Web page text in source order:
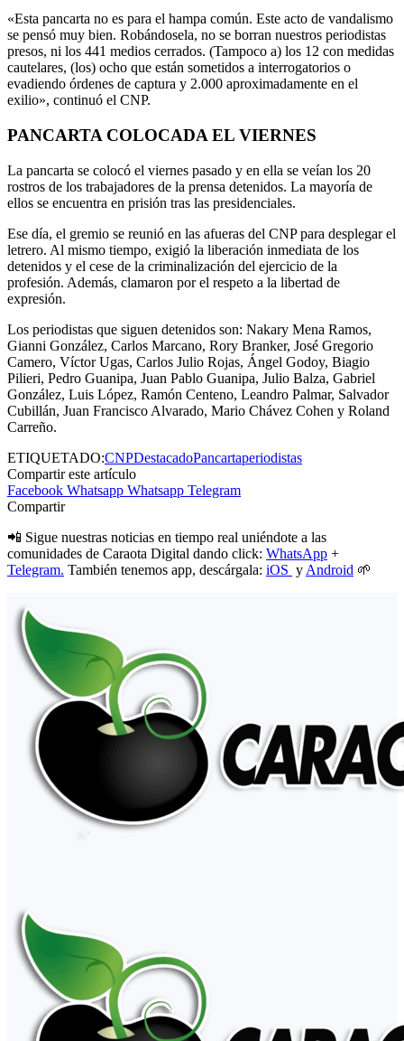
«Esta pancarta no es para el hampa común. Este acto de vandalismo
se pensó muy bien. Robándosela, no se borran nuestros periodistas
presos, ni los 441 medios cerrados. (Tampoco a) los 12 con medidas
cautelares, (los) ocho que están sometidos a interrogatorios o
evadiendo órdenes de captura y 2.000 aproximadamente en el
exilio», continuó el CNP.
PANCARTA COLOCADA EL VIERNES
La pancarta se colocó el viernes pasado y en ella se veían los 20
rostros de los trabajadores de la prensa detenidos. La mayoría de
ellos se encuentra en prisión tras las presidenciales.
Ese día, el gremio se reunió en las afueras del CNP para desplegar el
letrero. Al mismo tiempo, exigió la liberación inmediata de los
detenidos y el cese de la criminalización del ejercicio de la
profesión. Además, clamaron por el respeto a la libertad de
expresión.
Los periodistas que siguen detenidos son: Nakary Mena Ramos,
Gianni González, Carlos Marcano, Rory Branker, José Gregorio
Camero, Víctor Ugas, Carlos Julio Rojas, Ángel Godoy, Biagio
Pilieri, Pedro Guanipa, Juan Pablo Guanipa, Julio Balza, Gabriel
González, Luis López, Ramón Centeno, Leandro Palmar, Salvador
Cubillán, Juan Francisco Alvarado, Mario Chávez Cohen y Roland
Carreño.
ETIQUETADO:CNPDestacadoPancartaperiodistas
Compartir este artículo
Facebook Whatsapp Whatsapp Telegram
Compartir
📲 Sigue nuestras noticias en tiempo real uniéndote a las
comunidades de Caraota Digital dando click: WhatsApp +
Telegram. También tenemos app, descárgala: iOS y Android 🌱